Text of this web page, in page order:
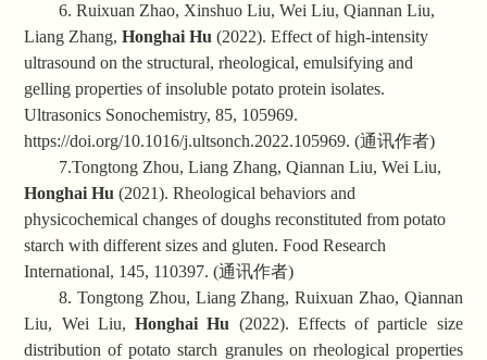
6. Ruixuan Zhao, Xinshuo Liu, Wei Liu, Qiannan Liu,
Liang Zhang,Honghai Hu (2022). Effect of high-intensity
ultrasound on the structural, rheological, emulsifying and
gelling properties of insoluble potato protein isolates.
Ultrasonics Sonochemistry, 85, 105969.
https://doi.org/10.1016/j.ultsonch.2022.105969. (通讯作者)
7.Tongtong Zhou, Liang Zhang, Qiannan Liu, Wei Liu,
Honghai Hu (2021). Rheological behaviors and
physicochemical changes of doughs reconstituted from potato
starch with different sizes and gluten. Food Research
International, 145, 110397. (通讯作者)
8. Tongtong Zhou, Liang Zhang, Ruixuan Zhao, Qiannan
Liu, Wei Liu,Honghai Hu (2022). Effects of particle size
distribution of potato starch granules on rheological properties